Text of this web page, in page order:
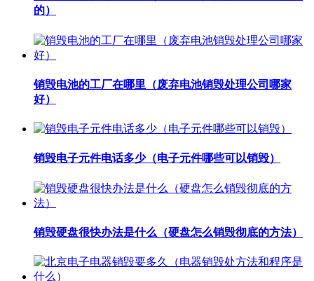
的）
销毁电池的工厂在哪里（废弃电池销毁处理公司哪家
好）
销毁电子元件电话多少（电子元件哪些可以销毁）
销毁硬盘很快办法是什么（硬盘怎么销毁彻底的方法）